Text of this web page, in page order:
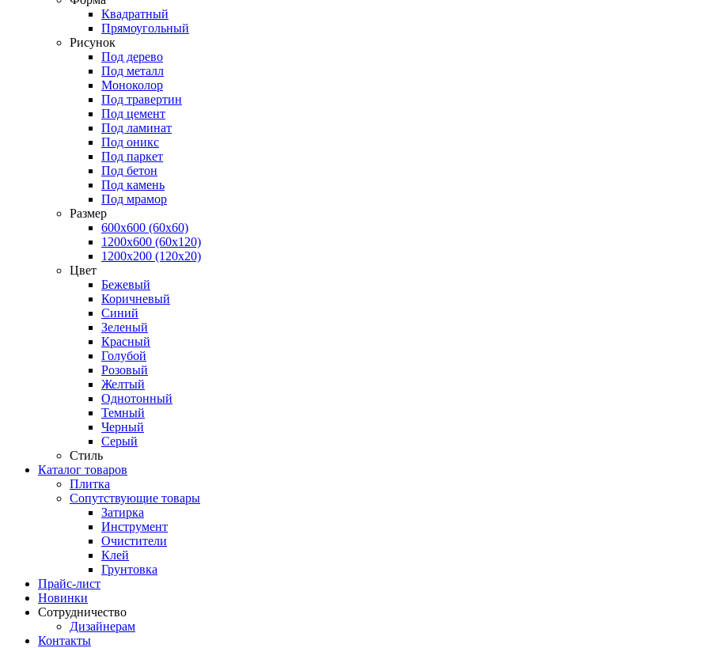
Квадратный
Прямоугольный
Рисунок
Под дерево
Под металл
Моноколор
Под травертин
Под цемент
Под ламинат
Под оникс
Под паркет
Под бетон
Под камень
Под мрамор
Размер
600х600 (60х60)
1200х600 (60х120)
1200х200 (120x20)
Цвет
Бежевый
Коричневый
Синий
Зеленый
Красный
Голубой
Розовый
Желтый
Однотонный
Темный
Черный
Серый
Стиль
Каталог товаров
Плитка
Сопутствующие товары
Затирка
Инструмент
Очистители
Клей
Грунтовка
Прайс-лист
Новинки
Сотрудничество
Дизайнерам
Контакты